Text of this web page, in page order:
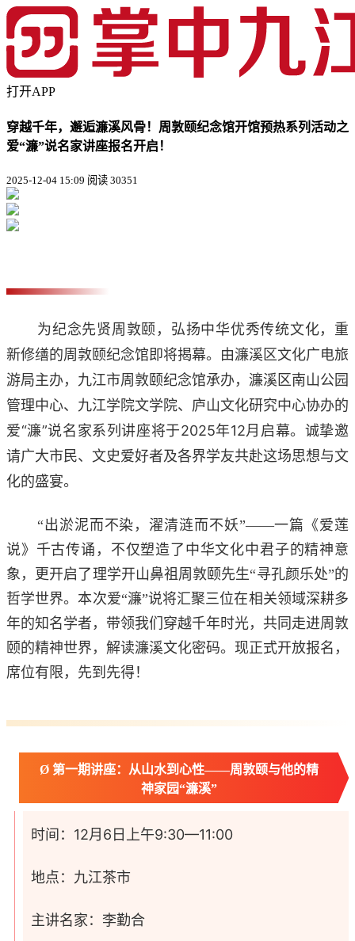
打开APP
穿越千年，邂逅濂溪风骨！周敦颐纪念馆开馆预热系列活动之
爱“濂”说名家讲座报名开启！
2025-12-04 15:09 阅读 30351
为纪念先贤周敦颐，弘扬中华优秀传统文化，重
新修缮的周敦颐纪念馆即将揭幕。由濂溪区文化广电旅
游局主办，九江市周敦颐纪念馆承办，濂溪区南山公园
管理中心、九江学院文学院、庐山文化研究中心协办的
爱“濂”说名家系列讲座将于2025年12月启幕。诚挚邀
请广大市民、文史爱好者及各界学友共赴这场思想与文
化的盛宴。
“出淤泥而不染，濯清涟而不妖”——一篇《爱莲
说》千古传诵，不仅塑造了中华文化中君子的精神意
象，更开启了理学开山鼻祖周敦颐先生“寻孔颜乐处”的
哲学世界。本次爱“濂”说将汇聚三位在相关领域深耕多
年的知名学者，带领我们穿越千年时光，共同走进周敦
颐的精神世界，解读濂溪文化密码。现正式开放报名，
席位有限，先到先得！
Ø 第一期讲座：从山水到心性——周敦颐与他的精
神家园“濂溪”
时间：12月6日上午9:30—11:00
地点：九江茶市
主讲名家：李勤合